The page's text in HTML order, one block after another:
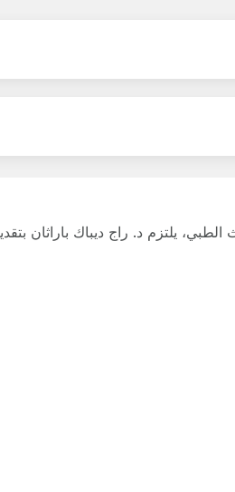
الطبي، يلتزم د. راج ديباك